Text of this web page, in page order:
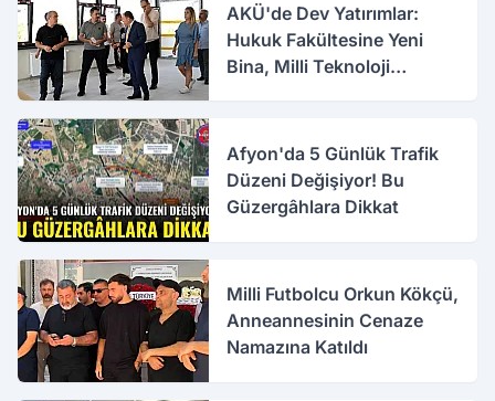
AKÜ'de Dev Yatırımlar:
Hukuk Fakültesine Yeni
Bina, Milli Teknoloji
Afyon'da 5 Günlük Trafik
Düzeni Değişiyor! Bu
Güzergâhlara Dikkat
Milli Futbolcu Orkun Kökçü,
Anneannesinin Cenaze
Namazına Katıldı